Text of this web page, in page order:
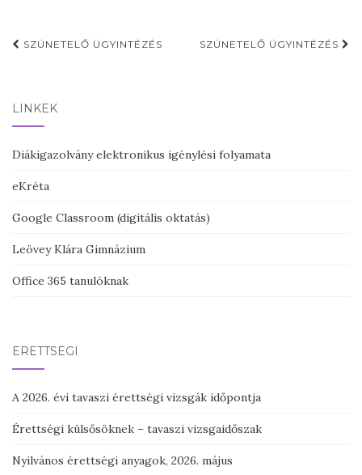
Post
SZÜNETELŐ ÜGYINTÉZÉS SZÜNETELŐ ÜGYINTÉZÉS
LINKEK
Diákigazolvány elektronikus igénylési folyamata
eKréta
Google Classroom (digitális oktatás)
Leövey Klára Gimnázium
Office 365 tanulóknak
ÉRETTSÉGI
A 2026. évi tavaszi érettségi vizsgák időpontja
Érettségi külsősöknek – tavaszi vizsgaidőszak
Nyilvános érettségi anyagok, 2026. május